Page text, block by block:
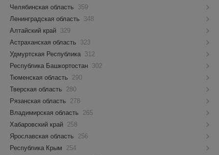
Челябинская область
359
Ленинградская область
348
Алтайский край 329
Астраханская область
323
Удмуртская Республика 312
Республика Башкортостан 302
Тюменская область
290
Тверская область
280
Рязанская область
278
Владимирская область
265
Хабаровский край 258
Ярославская область
256
Республика Крым
254